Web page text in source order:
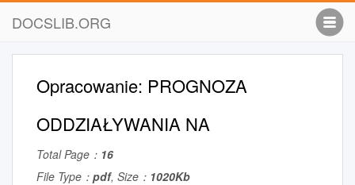
DOCSLIB.ORG
Opracowanie: PROGNOZA
ODDZIAŁYWANIA NA
Total Page： 16
File Type： pdf, Size： 1020Kb